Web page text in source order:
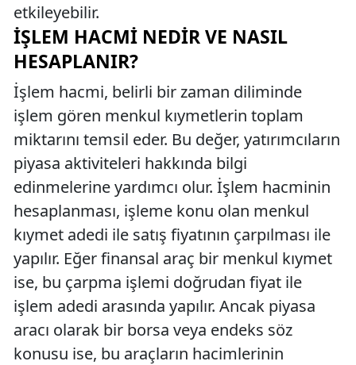
etkileyebilir.
İŞLEM HACMI NEDIR VE NASIL
HESAPLANIR?
İşlem hacmi, belirli bir zaman diliminde
işlem gören menkul kıymetlerin toplam
miktarını temsil eder. Bu değer, yatırımcıların
piyasa aktiviteleri hakkında bilgi
edinmelerine yardımcı olur. İşlem hacminin
hesaplanması, işleme konu olan menkul
kıymet adedi ile satış fiyatının çarpılması ile
yapılır. Eğer finansal araç bir menkul kıymet
ise, bu çarpma işlemi doğrudan fiyat ile
işlem adedi arasında yapılır. Ancak piyasa
aracı olarak bir borsa veya endeks söz
konusu ise, bu araçların hacimlerinin